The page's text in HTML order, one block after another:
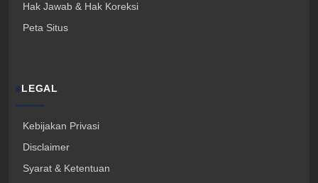
Hak Jawab & Hak Koreksi
Peta Situs
LEGAL
Kebijakan Privasi
Disclaimer
Syarat & Ketentuan